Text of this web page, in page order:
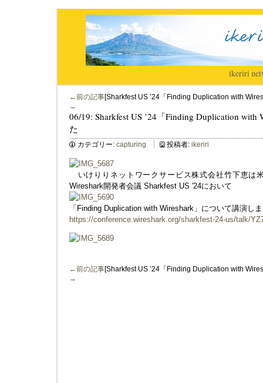
ikeriri|
←前の記事[Sharkfest US ’24「Finding Duplication with
→
06/19: Sharkfest US ’24「Finding Duplication
た
カテゴリー: capturing 投稿者: ikeriri
いけりりネットワークサービス株式会社竹下恵は
Wireshark開発者会議 Sharkfest US '24において
「Finding Duplication with Wireshark」について講演し
https://conference.wireshark.org/sharkfest-24-us/talk/
←前の記事[Sharkfest US ’24「Finding Duplication with
→